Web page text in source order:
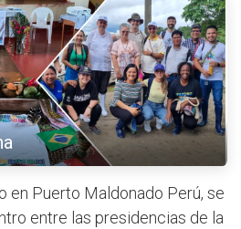
en Puerto Maldonado Perú, se
entre las presidencias de la